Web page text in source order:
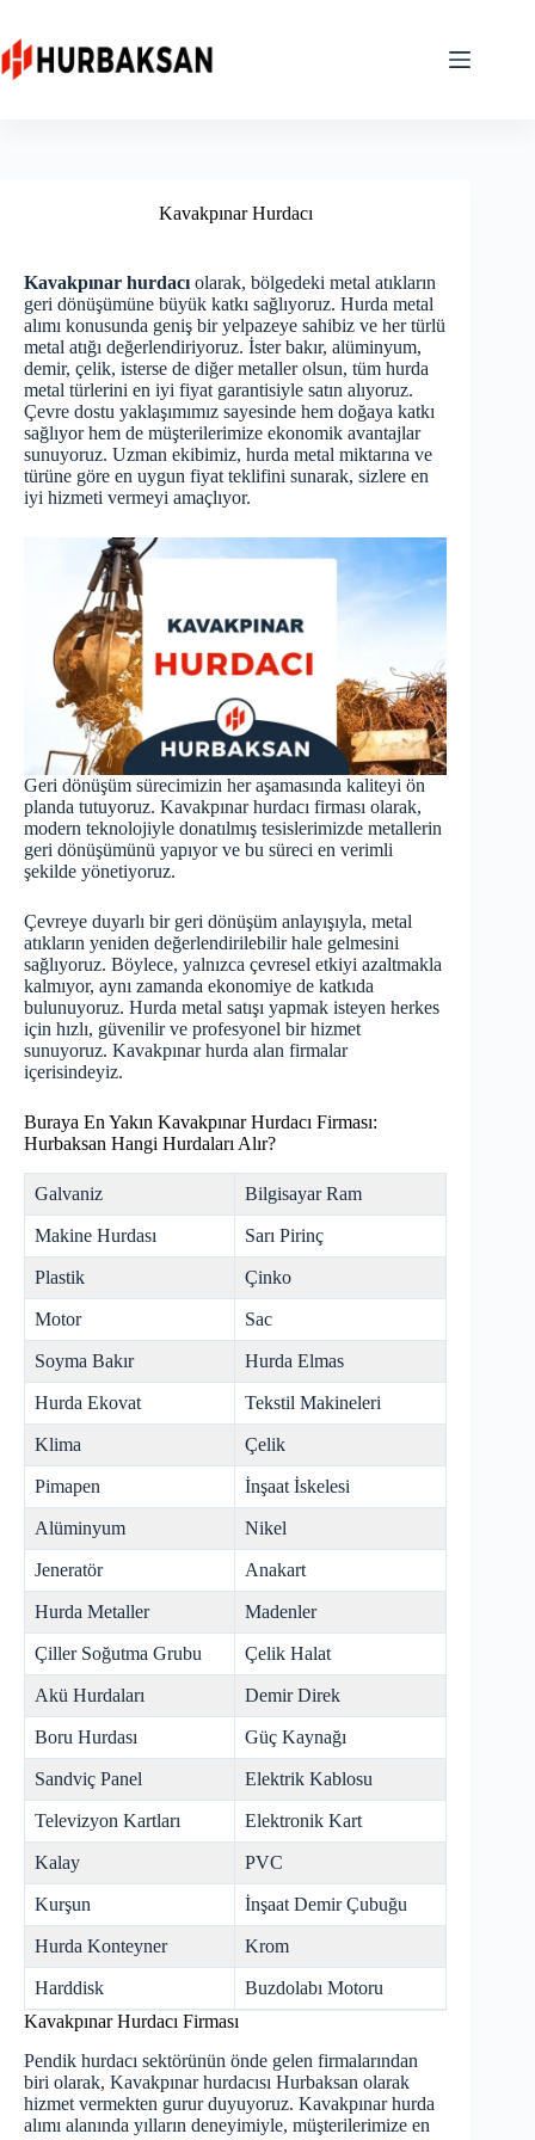
content
Kavakpınar Hurdacı
Kavakpınar hurdacı olarak, bölgedeki metal atıkların
geri dönüşümüne büyük katkı sağlıyoruz. Hurda metal
alımı konusunda geniş bir yelpazeye sahibiz ve her türlü
metal atığı değerlendiriyoruz. İster bakır, alüminyum,
demir, çelik, isterse de diğer metaller olsun, tüm hurda
metal türlerini en iyi fiyat garantisiyle satın alıyoruz.
Çevre dostu yaklaşımımız sayesinde hem doğaya katkı
sağlıyor hem de müşterilerimize ekonomik avantajlar
sunuyoruz. Uzman ekibimiz, hurda metal miktarına ve
türüne göre en uygun fiyat teklifini sunarak, sizlere en
iyi hizmeti vermeyi amaçlıyor.
Geri dönüşüm sürecimizin her aşamasında kaliteyi ön
planda tutuyoruz. Kavakpınar hurdacı firması olarak,
modern teknolojiyle donatılmış tesislerimizde metallerin
geri dönüşümünü yapıyor ve bu süreci en verimli
şekilde yönetiyoruz.
Çevreye duyarlı bir geri dönüşüm anlayışıyla, metal
atıkların yeniden değerlendirilebilir hale gelmesini
sağlıyoruz. Böylece, yalnızca çevresel etkiyi azaltmakla
kalmıyor, aynı zamanda ekonomiye de katkıda
bulunuyoruz. Hurda metal satışı yapmak isteyen herkes
için hızlı, güvenilir ve profesyonel bir hizmet
sunuyoruz. Kavakpınarhurda alan firmalar
içerisindeyiz.
Buraya En Yakın Kavakpınar Hurdacı Firması:
Hurbaksan Hangi Hurdaları Alır?
Galvaniz Bilgisayar Ram
Makine Hurdası Sarı Pirinç
Plastik Çinko
Motor Sac
Soyma Bakır Hurda Elmas
Hurda Ekovat Tekstil Makineleri
Klima Çelik
Pimapen İnşaat İskelesi
Alüminyum Nikel
Jeneratör Anakart
Hurda Metaller Madenler
Çiller Soğutma Grubu Çelik Halat
Akü Hurdaları Demir Direk
Boru Hurdası Güç Kaynağı
Sandviç Panel Elektrik Kablosu
Televizyon Kartları Elektronik Kart
Kalay PVC
Kurşun İnşaat Demir Çubuğu
Hurda Konteyner Krom
Harddisk
Buzdolabı Motoru
Kavakpınar Hurdacı Firması
Pendik hurdacı sektörünün önde gelen firmalarından
biri olarak, Kavakpınar hurdacısı Hurbaksan olarak
hizmet vermekten gurur duyuyoruz. Kavakpınar hurda
alımı alanında yılların deneyimiyle, müşterilerimize en